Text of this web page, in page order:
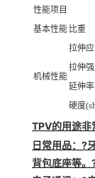
性能项目
基本性能 比重
机械性能
拉伸
拉伸
延伸率
硬度
TPV的用途非
日常用品：?
背包底座等。